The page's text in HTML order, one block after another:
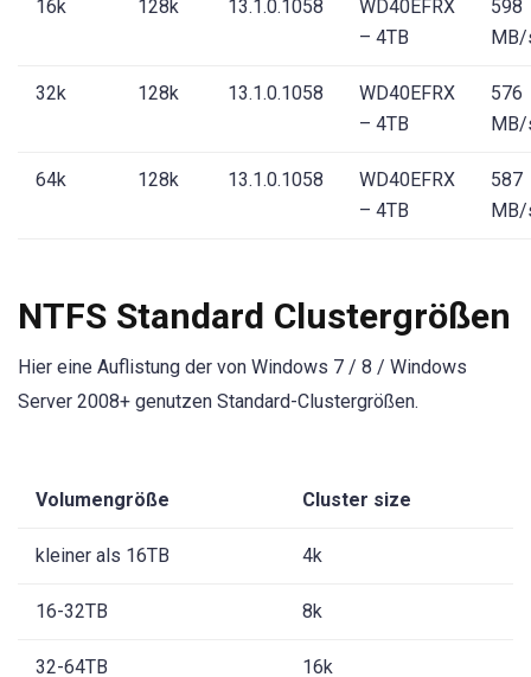
16k 128k 13.1.0.1058
WD40EFRX
– 4TB
598
32k 128k 13.1.0.1058
WD40EFRX
– 4TB
576
64k 128k 13.1.0.1058
WD40EFRX
– 4TB
587
NTFS Standard Clustergrößen
Hier eine Auflistung der von Windows 7 / 8 / Windows
Server 2008+ genutzen Standard-Clustergrößen.
Volumengröße Cluster size
kleiner als 16TB 4k
16-32TB 8k
32-64TB 16k